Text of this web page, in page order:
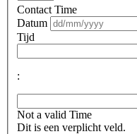
Contact Time
Datum
Tijd
:
Not a valid Time
Dit is een verplicht veld.